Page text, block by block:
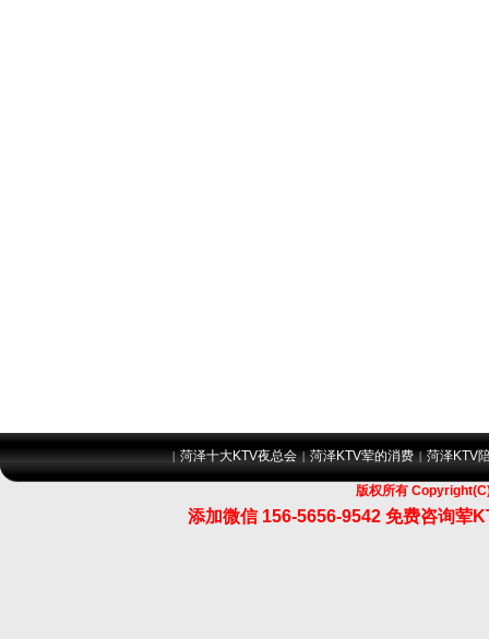
|菏泽十大KTV夜总会 |菏泽KTV荤的消费 |菏泽KTV
版权所有
添加微信 156-5656-9542 免费咨询荤